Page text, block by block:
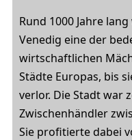
Rund 1000 Jahre
Venedig eine der
wirtschaftlichen
Städte Europas, bis
verlor. Die Stadt war
Zwischenhändler
Sie profitierte dabei